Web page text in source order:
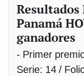
Panamá
ganadores
- Primer
Serie: 14 /